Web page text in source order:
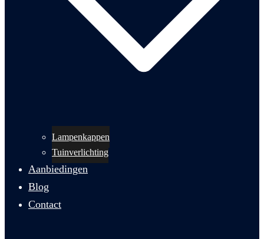
Lampenkappen
Tuinverlichting
Aanbiedingen
Blog
Contact